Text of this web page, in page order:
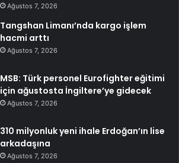
Ağustos 7, 2026
Tangshan Limanı’nda kargo işlem
hacmi arttı
Ağustos 7, 2026
MSB: Türk personel Eurofighter eğitimi
için ağustosta İngiltere’ye gidecek
Ağustos 7, 2026
310 milyonluk yeni ihale Erdoğan’ın lise
arkadaşına
Ağustos 7, 2026